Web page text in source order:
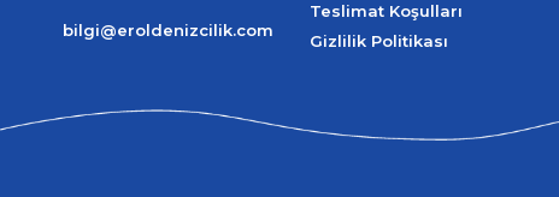
bilgi@eroldenizcilik.com
Teslimat Koşulları
Gizlilik Politikası